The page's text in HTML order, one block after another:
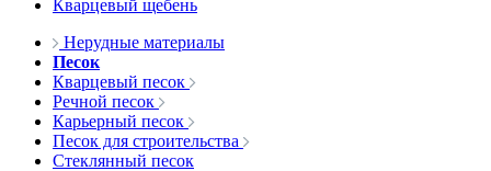
Кварцевый щебень
Нерудные материалы
Песок
Кварцевый песок
Речной песок
Карьерный песок
Песок для строительства
Стеклянный песок